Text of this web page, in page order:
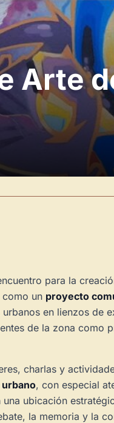
Arte
para la
como un proyecto
en lienzos de
de la zona como
charlas y
, con especial
ubicación
la memoria y la